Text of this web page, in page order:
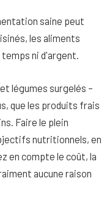
saine peut
les aliments
ni d'argent.
légumes surgelés –
que les produits frais
Faire le plein
nutritionnels, en
en compte le coût, la
aucune raison
pas l’irriter ?